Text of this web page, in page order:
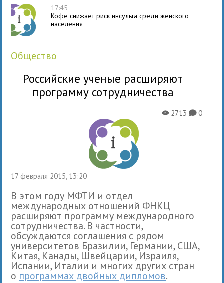
17:45
Кофе снижает риск инсульта среди женского
населения
общество
Российские ученые расширяют
программу сотрудничества
17 февраля 2015, 13:20
X2713K0
В этом году МФТИ и отдел
международных отношений ФНКЦ
расширяют программу международного
сотрудничества. В частности,
обсуждаются соглашения с рядом
университетов Бразилии, Германии, США,
Китая, Канады, Швейцарии, Израиля,
Испании, Италии и многих других стран
о программах двойных дипломов.